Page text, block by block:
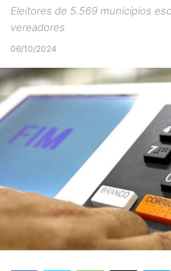
Eleitores de 5.569 municípios
vereadores
06/10/2024